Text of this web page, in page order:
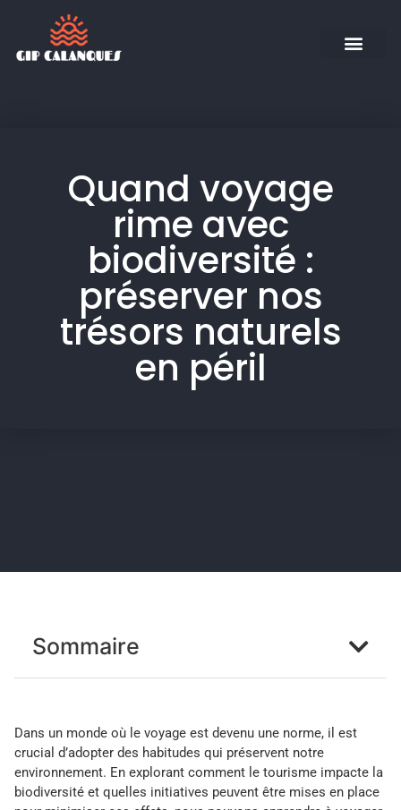
Quand voyage
rime avec
biodiversité :
préserver nos
trésors naturels
en péril
Sommaire
Dans un monde où le voyage est devenu une norme, il est
crucial d’adopter des habitudes qui préservent notre
environnement. En explorant comment le tourisme impacte la
biodiversité et quelles initiatives peuvent être mises en place